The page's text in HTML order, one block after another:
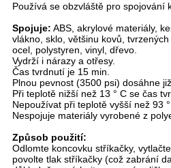
Používá se obzvláště pro spojování
Spojuje: ABS, akrylové materiály,
vlákno, sklo, většinu kovů,
ocel, polystyren, vinyl, dřevo.
Vydrží i nárazy a otřesy.
Čas tvrdnutí je 15 min.
Plnou pevnost (3500 psi) dosáhne
Při teplotě nižší než 13 ° C se čas
Nepoužívat při teplotě vyšší než 93 °
Nespojuje materiály vyrobené z
Způsob použití:
Odlomte koncovku stříkačky,
povolte tlak stříkačky (což zabrání